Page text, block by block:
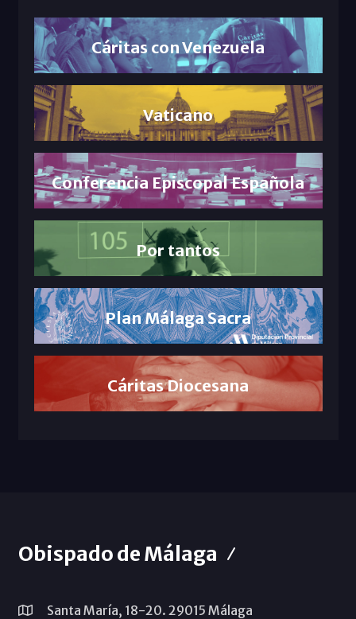
Cáritas con Venezuela
Vaticano
Conferencia Episcopal Española
Por tantos
Plan Málaga Sacra
Cáritas Diocesana
Obispado de Málaga
Santa María, 18-20. 29015 Málaga